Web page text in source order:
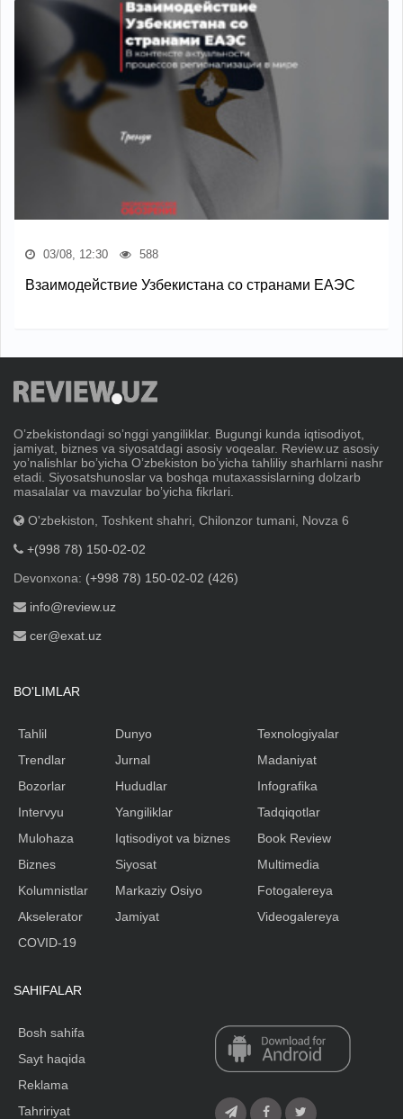
03/08, 12:30 588
Взаимодействие Узбекистана со странами ЕАЭС
Oʼzbekistondagi soʼnggi yangiliklar. Bugungi kunda iqtisodiyot,
jamiyat, biznes va siyosatdagi asosiy voqealar. Review.uz asosiy
yoʼnalishlar boʼyicha Oʼzbekiston boʼyicha tahliliy sharhlarni nashr
etadi. Siyosatshunoslar va boshqa mutaxassislarning dolzarb
masalalar va mavzular boʼyicha fikrlari.
O'zbekiston, Toshkent shahri, Chilonzor tumani, Novza 6
+(998 78) 150-02-02
Devonxona: (+998 78) 150-02-02 (426)
info@review.uz
cer@exat.uz
BO'LIMLAR
Tahlil
Trendlar
Bozorlar
Intervyu
Mulohaza
Biznes
Kolumnistlar
Akselerator
Dunyo
Jurnal
Hududlar
Yangiliklar
Iqtisodiyot va biznes
Siyosat
Markaziy Osiyo
Jamiyat
Texnologiyalar
Madaniyat
Infografika
Tadqiqotlar
Book Review
Multimedia
Fotogalereya
Videogalereya
COVID-19
SAHIFALAR
Bosh sahifa
Sayt haqida
Reklama
Tahririyat